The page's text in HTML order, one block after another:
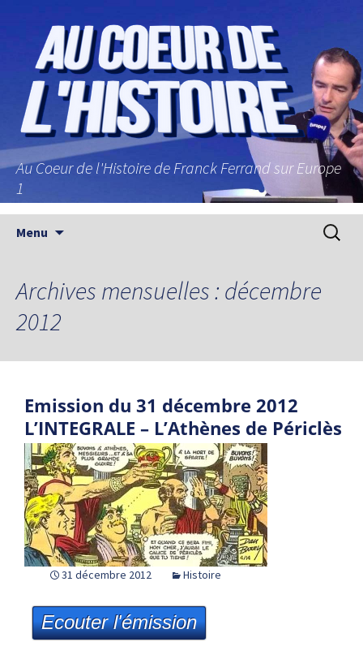
Au Coeur de l'Histoire de Franck Ferrand sur Europe
1
Menu
Archives mensuelles : décembre
2012
Emission du 31 décembre 2012
L’INTEGRALE – L’Athènes de Périclès
31 décembre 2012 Histoire
Ecouter l'émission